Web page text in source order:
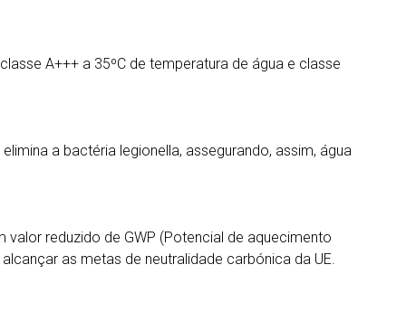
A+++ a 35ºC de temperatura de água e classe
a bactéria legionella, assegurando, assim, água
reduzido de GWP (Potencial de aquecimento
as metas de neutralidade carbónica da UE.